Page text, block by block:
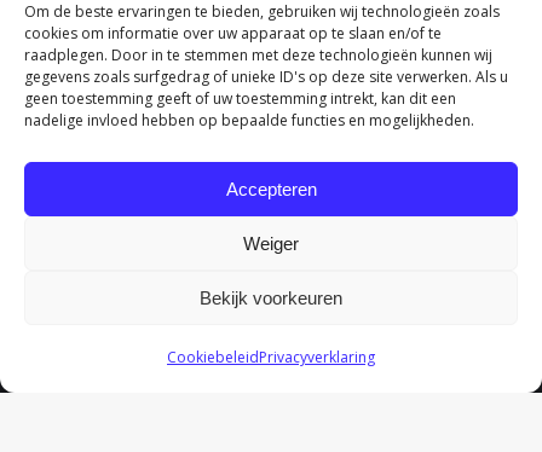
Om de beste ervaringen te bieden, gebruiken wij technologieën zoals
cookies om informatie over uw apparaat op te slaan en/of te
raadplegen. Door in te stemmen met deze technologieën kunnen wij
gegevens zoals surfgedrag of unieke ID's op deze site verwerken. Als u
geen toestemming geeft of uw toestemming intrekt, kan dit een
nadelige invloed hebben op bepaalde functies en mogelijkheden.
Accepteren
Weiger
Bekijk voorkeuren
CookiebeleidPrivacyverklaring